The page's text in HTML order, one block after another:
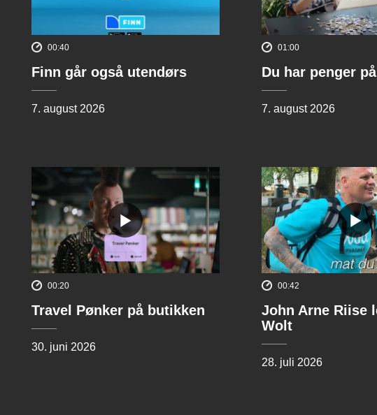
00:40
Finn går også utendørs
7. august 2026
01:00
Du har penger
7. august 2026
00:20
Travel Pønker på butikken
30. juni 2026
00:42
John Arne Riise
Wolt
28. juli 2026